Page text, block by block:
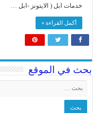
خدمات ابل ( الايتونز -ابل …
أكمل القراءة »
بحث في الموقع